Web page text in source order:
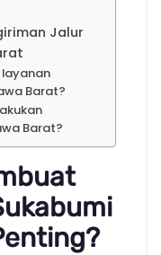
Jalur
layanan
Barat?
Barat?